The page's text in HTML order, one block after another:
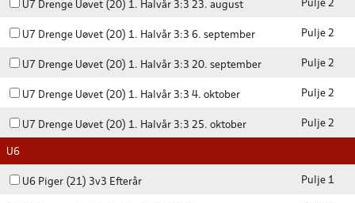
U7 Drenge Uøvet (20) 1. Halvår 3:3 23. august Pulje 2
U7 Drenge Uøvet (20) 1. Halvår 3:3 6. september Pulje 2
U7 Drenge Uøvet (20) 1. Halvår 3:3 20. september Pulje 2
U7 Drenge Uøvet (20) 1. Halvår 3:3 4. oktober Pulje 2
U7 Drenge Uøvet (20) 1. Halvår 3:3 25. oktober Pulje 2
U6
U6 Piger (21) 3v3 Efterår Pulje 1